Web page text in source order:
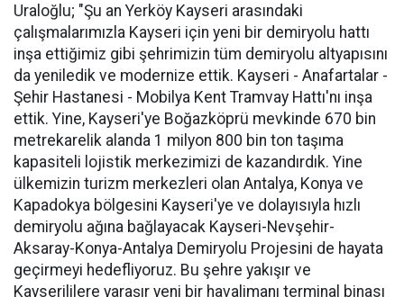
Uraloğlu; "Şu an Yerköy Kayseri arasındaki
çalışmalarımızla Kayseri için yeni bir demiryolu hattı
inşa ettiğimiz gibi şehrimizin tüm demiryolu altyapısını
da yeniledik ve modernize ettik. Kayseri - Anafartalar -
Şehir Hastanesi - Mobilya Kent Tramvay Hattı'nı inşa
ettik. Yine, Kayseri'ye Boğazköprü mevkinde 670 bin
metrekarelik alanda 1 milyon 800 bin ton taşıma
kapasiteli lojistik merkezimizi de kazandırdık. Yine
ülkemizin turizm merkezleri olan Antalya, Konya ve
Kapadokya bölgesini Kayseri'ye ve dolayısıyla hızlı
demiryolu ağına bağlayacak Kayseri-Nevşehir-
Aksaray-Konya-Antalya Demiryolu Projesini de hayata
geçirmeyi hedefliyoruz. Bu şehre yakışır ve
Kayserililere yaraşır yeni bir havalimanı terminal binası